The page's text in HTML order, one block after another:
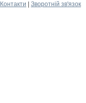
Контакти
Зворотній зв'язок